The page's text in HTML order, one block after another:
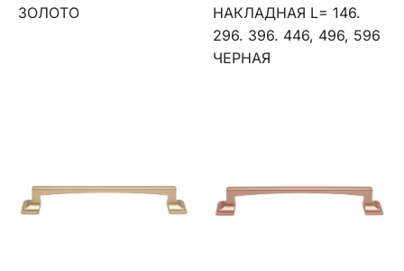
ЗОЛОТО
НАКЛАДНАЯ L= 146.
296. 396. 446, 496, 596
ЧЕРНАЯ